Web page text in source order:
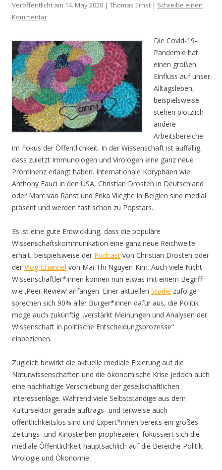
Veröffentlicht am 14. May 2020 | Thomas Ernst | Schreibe einen
Kommentar
Die Covid-19-
Pandemie hat
einen großen
Einfluss auf unser
Alltagsleben,
beispielsweise
stehen plötzlich
andere
Arbeitsbereiche
im Fokus der Öffentlichkeit. In der Wissenschaft ist auffällig,
dass zuletzt Immunologen und Virologen eine ganz neue
Prominenz erlangt haben. Internationale Koryphäen wie
Anthony Fauci in den USA, Christian Drosten in Deutschland
oder Marc van Ranst und Erika Vlieghe in Belgien sind medial
präsent und werden fast schon zu Popstars.
Es ist eine gute Entwicklung, dass die populäre
Wissenschaftskommunikation eine ganz neue Reichweite
erhält, beispielsweise der Podcast von Christian Drosten oder
der Vlog-Channel von Mai Thi Nguyen-Kim. Auch viele Nicht-
Wissenschaftler*innen können nun etwas mit einem Begriff
wie ‚Peer Review‘ anfangen. Einer aktuellen Studie zufolge
sprechen sich 90% aller Bürger*innen dafür aus, die Politik
möge auch zukünftig „verstärkt Meinungen und Analysen der
Wissenschaft in politische Entscheidungsprozesse“
einbeziehen.
Zugleich bewirkt die aktuelle mediale Fixierung auf die
Naturwissenschaften und die ökonomische Krise jedoch auch
eine nachhaltige Verschiebung der gesellschaftlichen
Interessenlage. Während viele Selbstständige aus dem
Kultursektor gerade auftrags- und teilweise auch
öffentlichkeitslos sind und Expert*innen bereits ein großes
Zeitungs- und Kinosterben prophezeien, fokussiert sich die
mediale Öffentlichkeit hauptsächlich auf die Bereiche Politik,
Virologie und Ökonomie.